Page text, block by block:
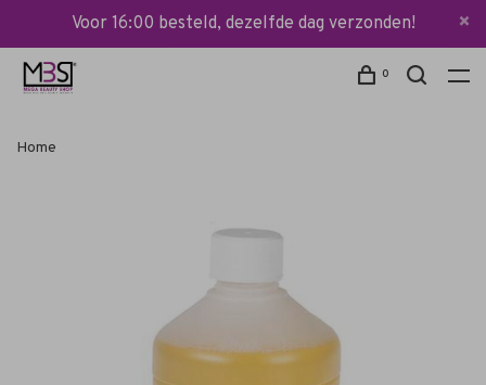
Voor 16:00 besteld, dezelfde dag verzonden!
0
Home